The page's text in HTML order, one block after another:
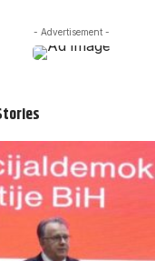
- Advertisement -